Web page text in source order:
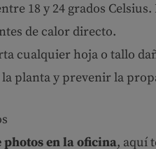
18 y 24 grados
de calor directo.
cualquier hoja o tallo
la planta y prevenir la
photos en la oficina, aquí